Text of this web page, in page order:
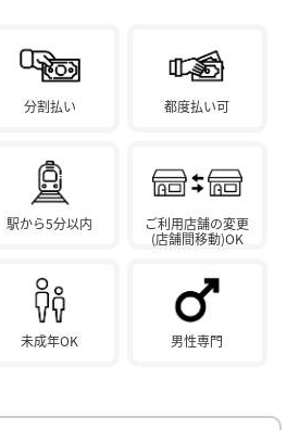
分割払い 都度払い可
駅から5分以内
ご利用店舗の変更
(店舗間移動)OK
未成年OK 男性専門